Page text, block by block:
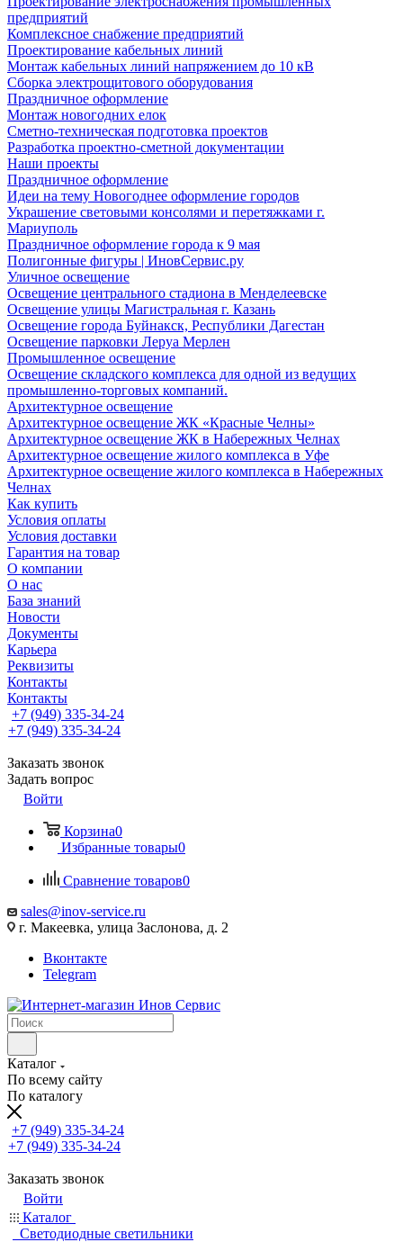
предприятий
Комплексное снабжение предприятий
Проектирование кабельных линий
Монтаж кабельных линий напряжением до 10 кВ
Сборка электрощитового оборудования
Праздничное оформление
Монтаж новогодних елок
Сметно-техническая подготовка проектов
Разработка проектно-сметной документации
Наши проекты
Праздничное оформление
Идеи на тему Новогоднее оформление городов
Украшение световыми консолями и перетяжками г.
Мариуполь
Праздничное оформление города к 9 мая
Полигонные фигуры | ИновСервис.ру
Уличное освещение
Освещение центрального стадиона в Менделеевске
Освещение улицы Магистральная г. Казань
Освещение города Буйнакск, Республики Дагестан
Освещение парковки Леруа Мерлен
Промышленное освещение
Освещение складского комплекса для одной из ведущих
промышленно-торговых компаний.
Архитектурное освещение
Архитектурное освещение ЖК «Красные Челны»
Архитектурное освещение ЖК в Набережных Челнах
Архитектурное освещение жилого комплекса в Уфе
Архитектурное освещение жилого комплекса в Набережных
Челнах
Как купить
Условия оплаты
Условия доставки
Гарантия на товар
О компании
О нас
База знаний
Новости
Документы
Карьера
Реквизиты
Контакты
Контакты
+7 (949) 335-34-24
+7 (949) 335-34-24
Заказать звонок
Задать вопрос
Войти
Корзина0
Избранные товары0
Сравнение товаров0
sales@inov-service.ru
г. Макеевка, улица Заслонова, д. 2
Вконтакте
Telegram
Каталог
По всему сайту
По каталогу
+7 (949) 335-34-24
+7 (949) 335-34-24
Заказать звонок
Войти
Каталог
Светодиодные светильники